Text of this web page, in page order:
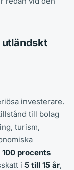
utländskt
investerare.
till bolag
turism,
100 procents
i 5 till 15 år,